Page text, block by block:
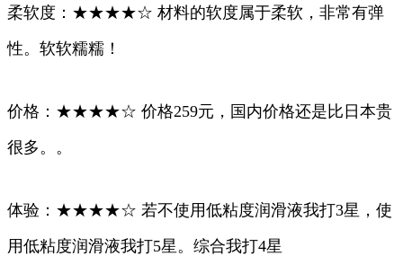
柔软度：★★★★☆ 材料的软度属于柔软，非常有弹
性。软软糯糯！
价格：★★★★☆ 价格259元，国内价格还是比日本贵
很多。。
体验：★★★★☆ 若不使用低粘度润滑液我打3星，使
用低粘度润滑液我打5星。综合我打4星